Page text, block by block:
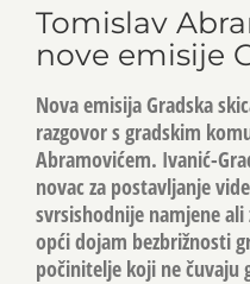
Tomislav
nove emisije
Nova emisija Gradska
razgovor s gradskim
Abramovićem. Ivanić-
novac za postavljanje
svrsishodnije namjene
opći dojam bezbrižnosti
počinitelje koji ne čuvaju